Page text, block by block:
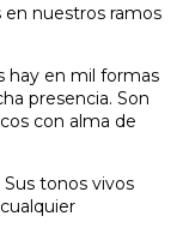
en nuestros ramos
hay en mil formas
presencia. Son
con alma de
tonos vivos